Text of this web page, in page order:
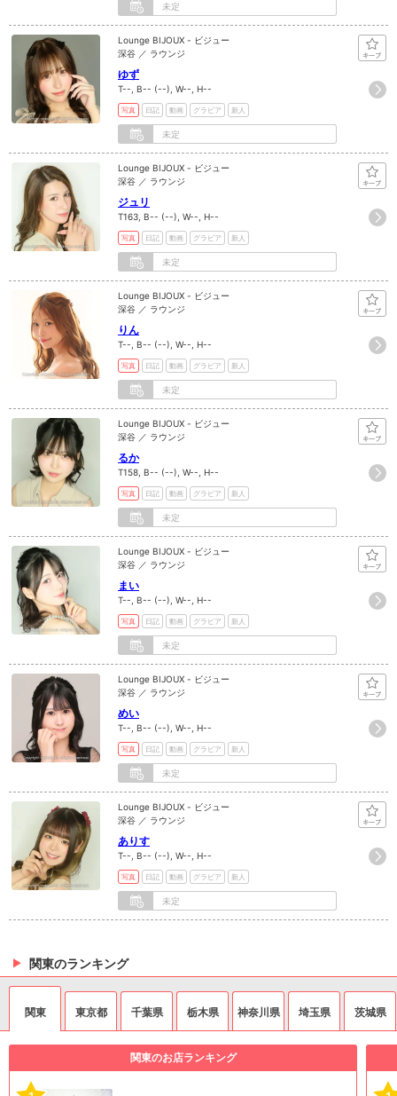
未定
Lounge BIJOUX - ビジュー
深谷 ／ ラウンジ
ゆず
T--, B-- (--), W--, H--
写真 日記 動画 グラビア 新人
未定
Lounge BIJOUX - ビジュー
深谷 ／ ラウンジ
ジュリ
T163, B-- (--), W--, H--
写真 日記 動画 グラビア 新人
未定
Lounge BIJOUX - ビジュー
深谷 ／ ラウンジ
りん
T--, B-- (--), W--, H--
写真 日記 動画 グラビア 新人
未定
Lounge BIJOUX - ビジュー
深谷 ／ ラウンジ
るか
T158, B-- (--), W--, H--
写真 日記 動画 グラビア 新人
未定
Lounge BIJOUX - ビジュー
深谷 ／ ラウンジ
まい
T--, B-- (--), W--, H--
写真 日記 動画 グラビア 新人
未定
Lounge BIJOUX - ビジュー
深谷 ／ ラウンジ
めい
T--, B-- (--), W--, H--
写真 日記 動画 グラビア 新人
未定
Lounge BIJOUX - ビジュー
深谷 ／ ラウンジ
ありす
T--, B-- (--), W--, H--
写真 日記 動画 グラビア 新人
未定
関東のランキング
関東 東京都 千葉県 栃木県 神奈川県 埼玉県 茨城県
関東のお店ランキング